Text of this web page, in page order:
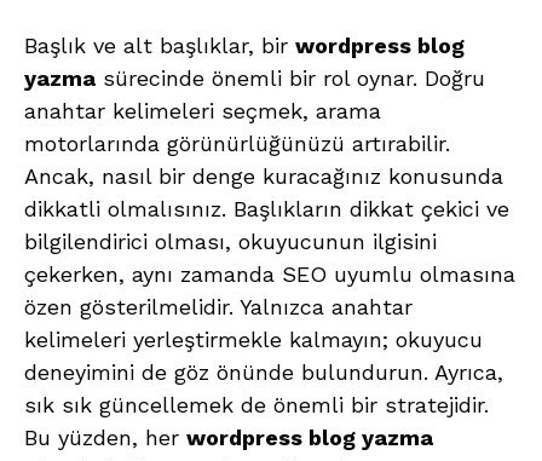
Başlık ve alt başlıklar, bir wordpress blog
yazma sürecinde önemli bir rol oynar. Doğru
anahtar kelimeleri seçmek, arama
motorlarında görünürlüğünüzü artırabilir.
Ancak, nasıl bir denge kuracağınız konusunda
dikkatli olmalısınız. Başlıkların dikkat çekici ve
bilgilendirici olması, okuyucunun ilgisini
çekerken, aynı zamanda SEO uyumlu olmasına
özen gösterilmelidir. Yalnızca anahtar
kelimeleri yerleştirmekle kalmayın; okuyucu
deneyimini de göz önünde bulundurun. Ayrıca,
sık sık güncellemek de önemli bir stratejidir.
Bu yüzden, her wordpress blog yazma